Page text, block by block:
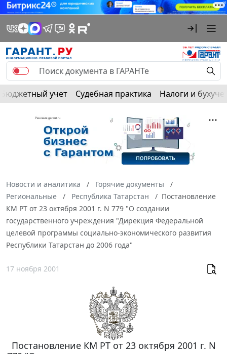
Бюджетный учет Судебная практика Налоги и
Новости и аналитика
Горячие документы
Региональные
Республика Татарстан
Постановление
КМ РТ от 23 октября 2001 г. N 779 "О создании
государственного учреждения "Дирекция Федеральной
целевой программы социально-экономического развития
Республики Татарстан до 2006 года"
17 ноября 2001
Постановление КМ РТ от 23 октября 2001 г. N